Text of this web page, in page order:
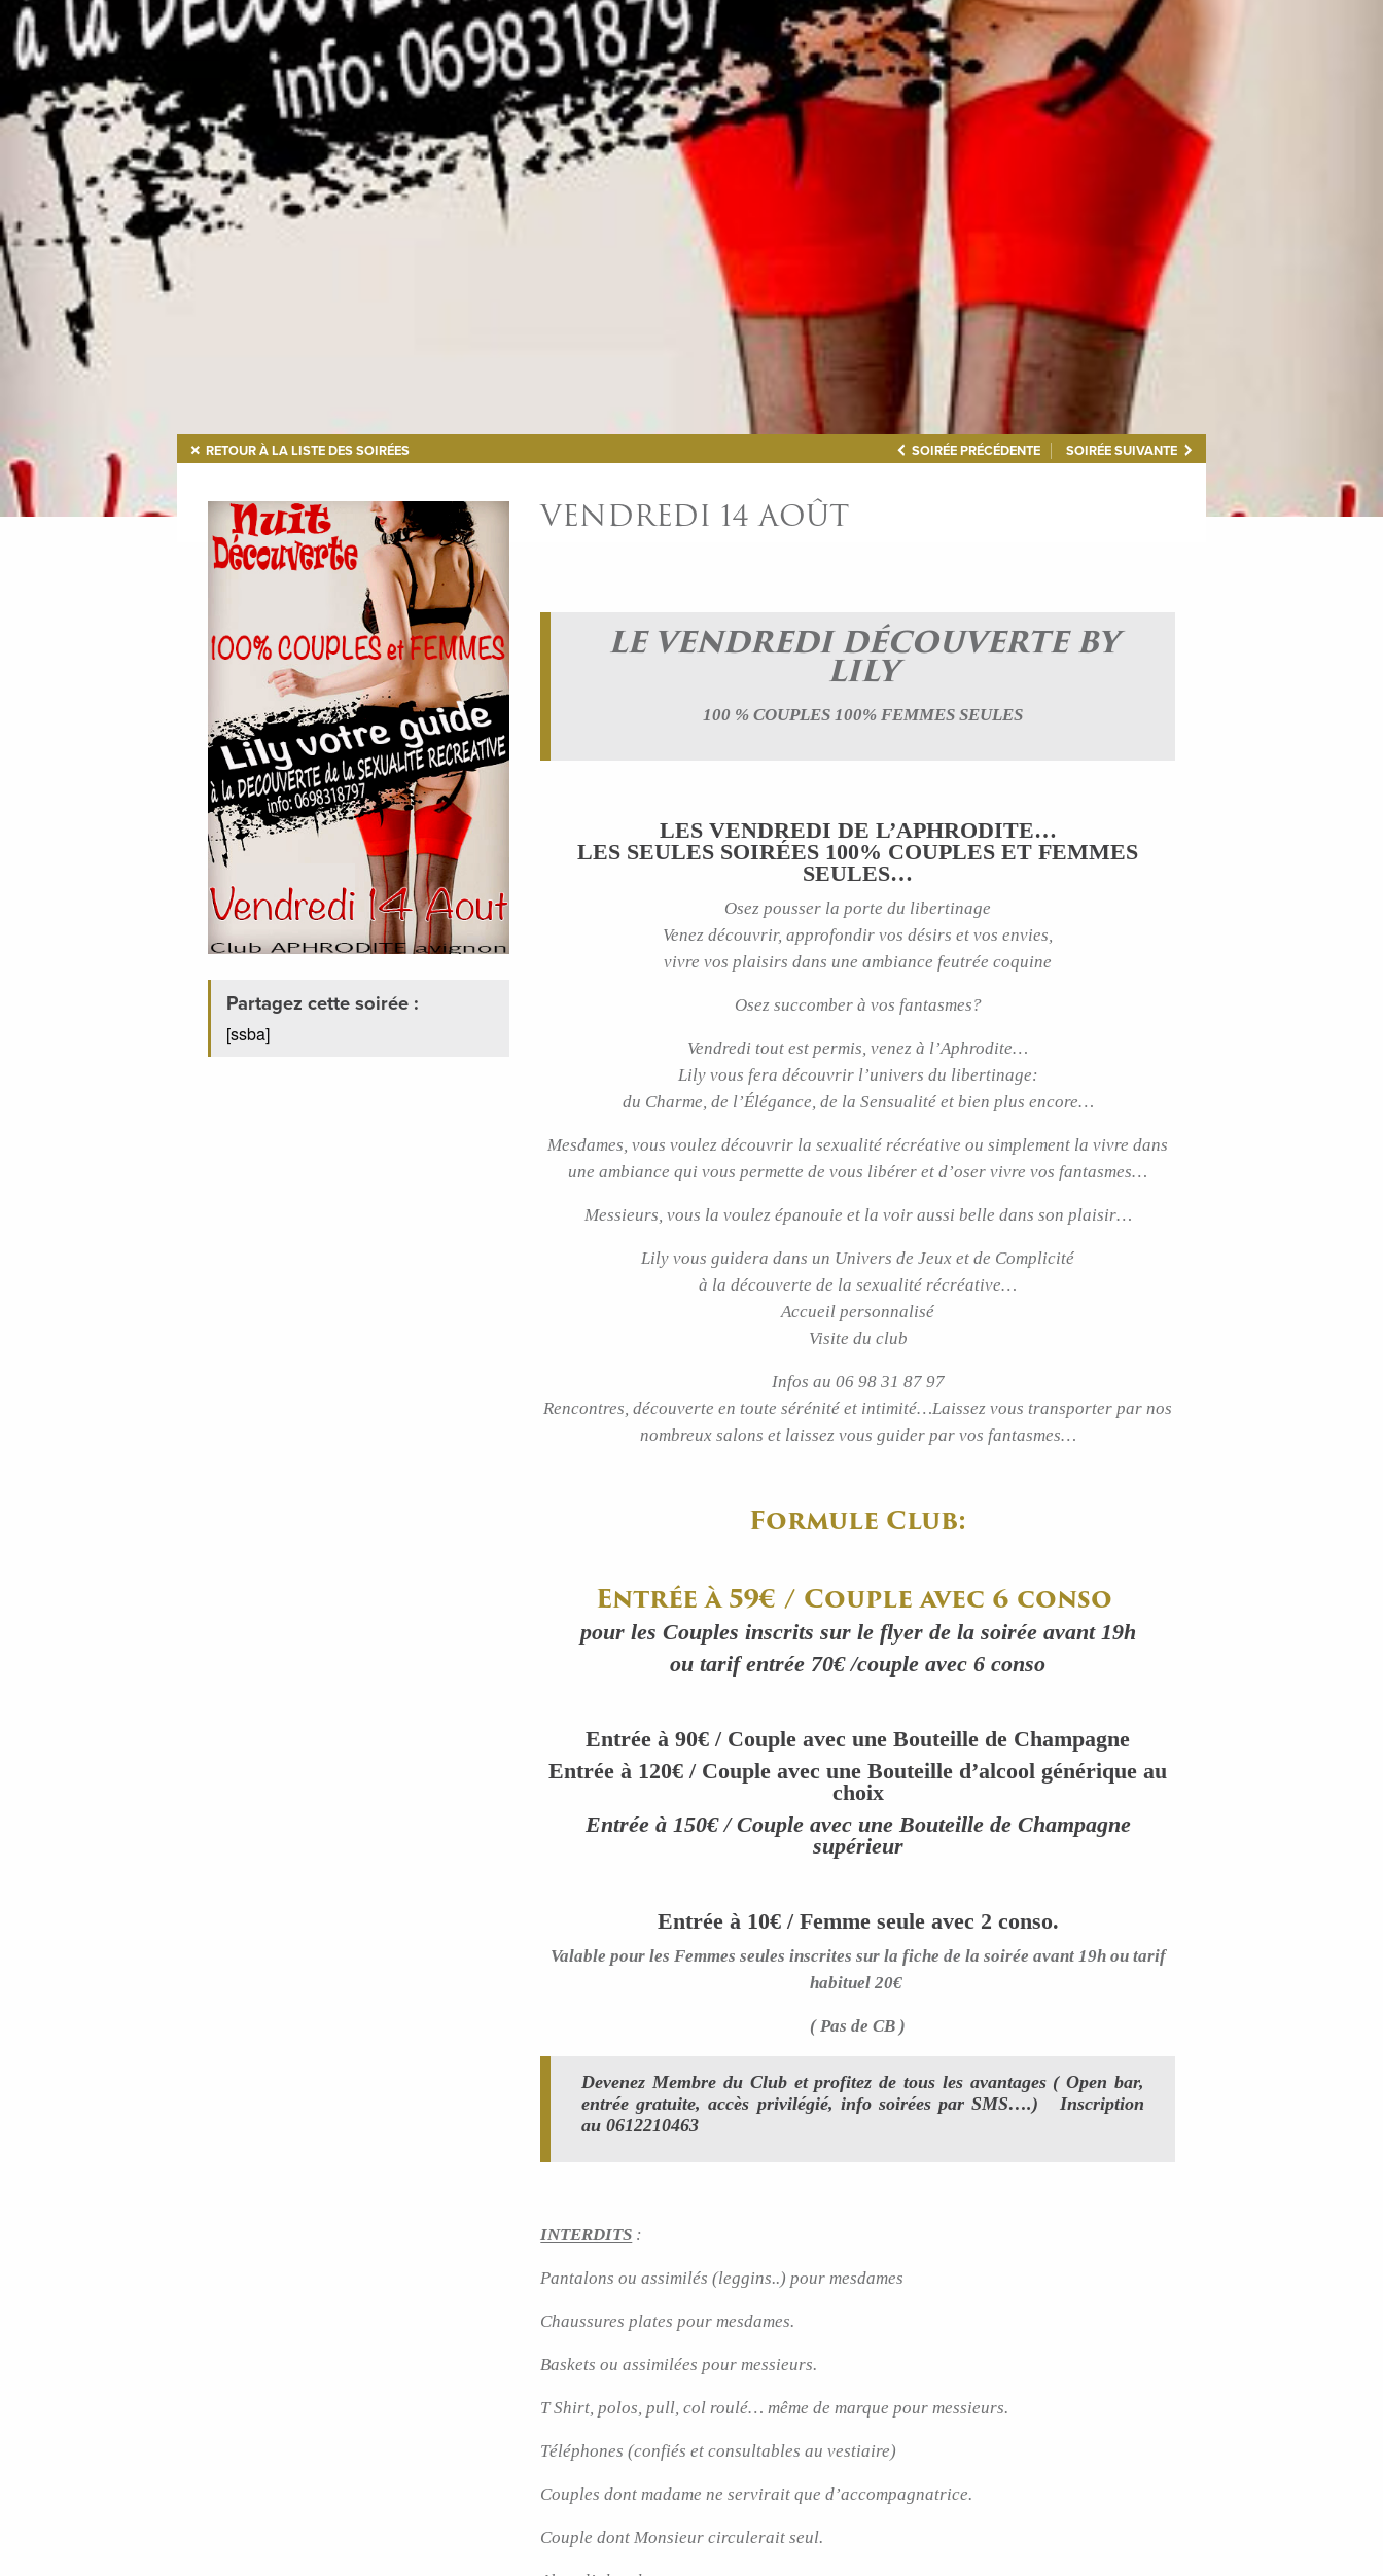
RETOUR À LA LISTE DES SOIRÉES SOIRÉE PRÉCÉDENTE SOIRÉE SUIVANTE
VENDREDI 14 AOÛT
LE VENDREDI DÉCOUVERTE BY
LILY
100 % COUPLES 100% FEMMES SEULES
LES VENDREDI DE L’APHRODITE…
LES SEULES SOIRÉES 100% COUPLES ET FEMMES
SEULES…
Osez pousser la porte du libertinage
Venez découvrir, approfondir vos désirs et vos envies,
vivre vos plaisirs dans une ambiance feutrée coquine
Osez succomber à vos fantasmes?
Vendredi tout est permis, venez à l’Aphrodite…
Lily vous fera découvrir l’univers du libertinage:
du Charme, de l’Élégance, de la Sensualité et bien plus encore…
Mesdames, vous voulez découvrir la sexualité récréative ou simplement la vivre dans
une ambiance qui vous permette de vous libérer et d’oser vivre vos fantasmes…
Messieurs, vous la voulez épanouie et la voir aussi belle dans son plaisir…
Lily vous guidera dans un Univers de Jeux et de Complicité
à la découverte de la sexualité récréative…
Accueil personnalisé
Visite du club
Infos au 06 98 31 87 97
Rencontres, découverte en toute sérénité et intimité…Laissez vous transporter par nos
nombreux salons et laissez vous guider par vos fantasmes…
Formule Club:
Entrée à 59€ / Couple avec 6 conso
pour les Couples inscrits sur le flyer de la soirée avant 19h
ou tarif entrée 70€ /couple avec 6 conso
Entrée à 90€ / Couple avec une Bouteille de Champagne
Entrée à 120€ / Couple avec une Bouteille d’alcool générique au
choix
Entrée à 150€ / Couple avec une Bouteille de Champagne
supérieur
Entrée à 10€ / Femme seule avec 2 conso.
Valable pour les Femmes seules inscrites sur la fiche de la soirée avant 19h ou tarif
habituel 20€
( Pas de CB )
Devenez Membre du Club et profitez de tous les avantages ( Open bar,
entrée gratuite, accès privilégié, info soirées par SMS….) Inscription
au 0612210463
INTERDITS :
Pantalons ou assimilés (leggins..) pour mesdames
Chaussures plates pour mesdames.
Baskets ou assimilées pour messieurs.
T Shirt, polos, pull, col roulé… même de marque pour messieurs.
Téléphones (confiés et consultables au vestiaire)
Couples dont madame ne servirait que d’accompagnatrice.
Couple dont Monsieur circulerait seul.
Partagez cette soirée :
[ssba]